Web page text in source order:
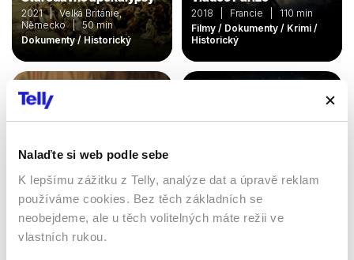
Nalaďte si web podle sebe
K lepšímu zážitku z Telly, analýze dat a úpravě reklam
používáme cookies. Bez těch základních se
neobejdeme, ale u těch volitelných máte režii ve
vlastních rukou.
2021 | Velká Británie,
Německo | 50 min
Dokumenty / Historický
2018 | Francie | 110 min
Filmy / Dokumenty / Krimi /
Historický
Ramses: Velký egyptský